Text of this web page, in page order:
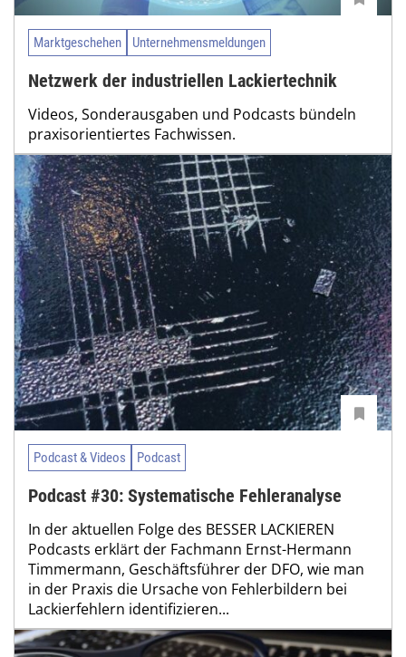
Marktgeschehen Unternehmensmeldungen
Netzwerk der industriellen Lackiertechnik
Videos, Sonderausgaben und Podcasts bündeln
praxisorientiertes Fachwissen.
Podcast & Videos Podcast
Podcast #30: Systematische Fehleranalyse
In der aktuellen Folge des BESSER LACKIEREN
Podcasts erklärt der Fachmann Ernst-Hermann
Timmermann, Geschäftsführer der DFO, wie man
in der Praxis die Ursache von Fehlerbildern bei
Lackierfehlern identifizieren...